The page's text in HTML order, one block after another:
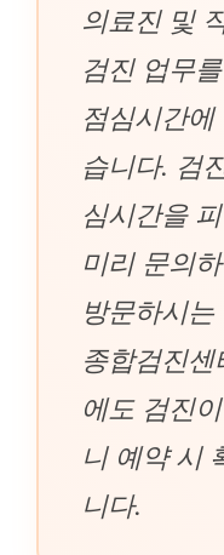
의료진 및
검진 업무
점심시간
습니다. 검
심시간을
미리 문의
방문하시
종합검진
에도 검진
니 예약 시
니다.